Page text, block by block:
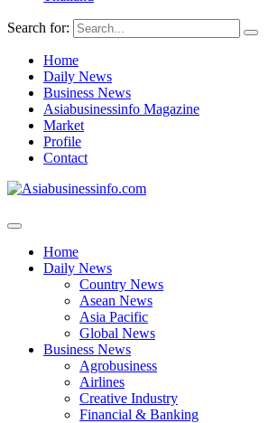
Search for:
Home
Daily News
Business News
Asiabusinessinfo Magazine
Market
Profile
Contact
Home
Daily News
Country News
Asean News
Asia Pacific
Global News
Business News
Agrobusiness
Airlines
Creative Industry
Financial & Banking